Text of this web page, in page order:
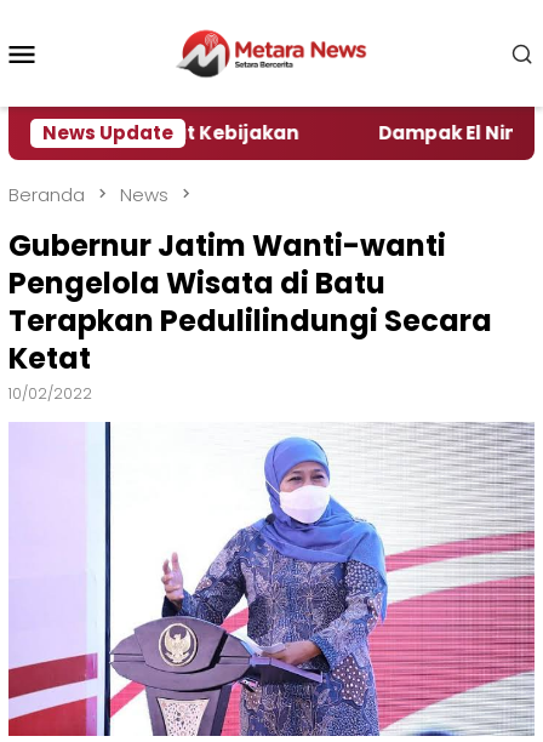
konten
News Update
Pengamat Kebijakan Dampak El Nino,
Beranda News
Gubernur Jatim Wanti-wanti
Pengelola Wisata di Batu
Terapkan Pedulilindungi Secara
Ketat
10/02/2022